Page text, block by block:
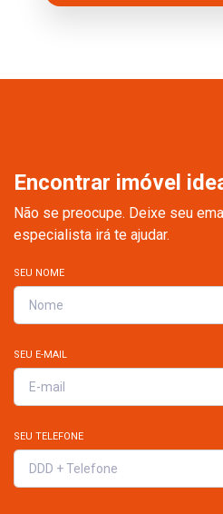
Encontrar imóvel
Não se preocupe. Deixe seu
especialista irá te ajudar.
SEU NOME
SEU E-MAIL
SEU TELEFONE